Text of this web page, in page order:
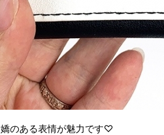
のある表情が魅力です♡